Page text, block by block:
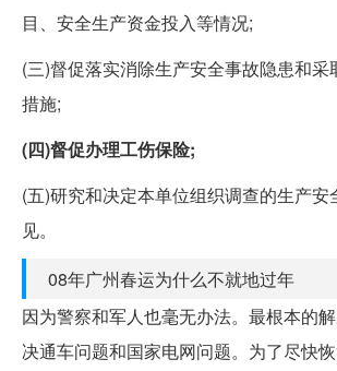
目、安全生产资金投入等情况;
(三)督促落实消除生产安全事故隐患和采
措施;
(四)督促办理工伤保险;
(五)研究和决定本单位组织调查的生产安
见。
08年广州春运为什么不就地过年
因为警察和军人也毫无办法。最根本的
决通车问题和国家电网问题。为了尽快